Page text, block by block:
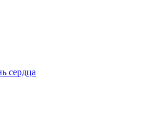
сердца